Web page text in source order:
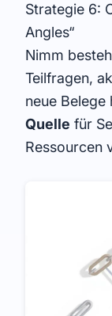
Strategie 6:
Angles“
Nimm
Teilfragen,
neue
Quelle für
Ressourcen